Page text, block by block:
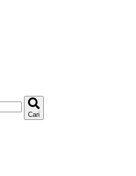
Cari